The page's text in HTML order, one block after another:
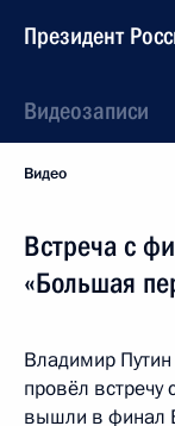
Президент
Видеозаписи
Видео
Встреча с
«Большая
Владимир
провёл
вышли в финал